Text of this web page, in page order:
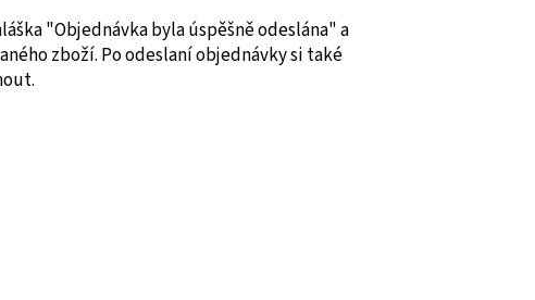
"Objednávka byla úspěšně odeslána" a
zboží. Po odeslaní objednávky si také